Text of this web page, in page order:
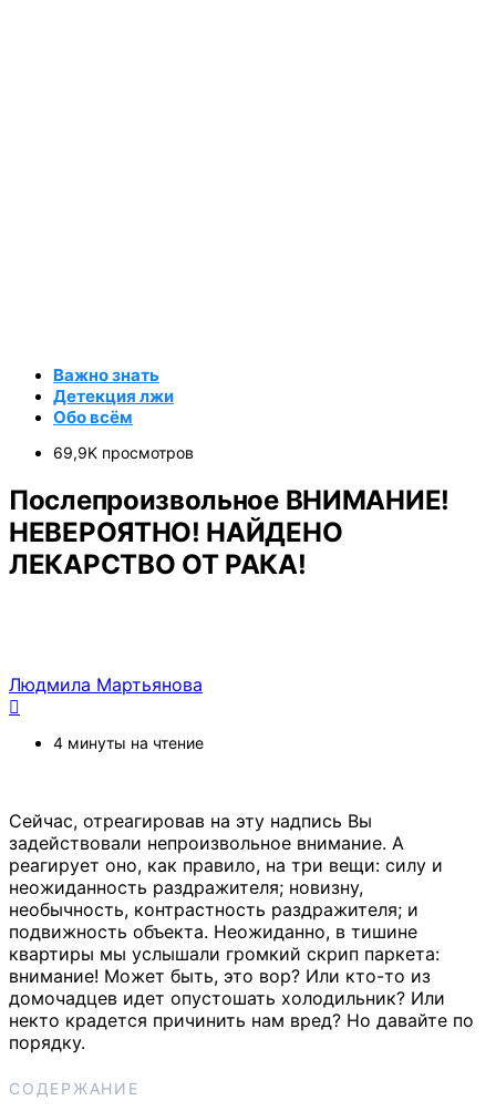
Важно знать
Детекция лжи
Обо всём
69,9K просмотров
Послепроизвольное ВНИМАНИЕ!
НЕВЕРОЯТНО! НАЙДЕНО
ЛЕКАРСТВО ОТ РАКА!
Людмила Мартьянова
4 минуты на чтение
Сейчас, отреагировав на эту надпись Вы
задействовали непроизвольное внимание. А
реагирует оно, как правило, на три вещи: силу и
неожиданность раздражителя; новизну,
необычность, контрастность раздражителя; и
подвижность объекта. Неожиданно, в тишине
квартиры мы услышали громкий скрип паркета:
внимание! Может быть, это вор? Или кто-то из
домочадцев идет опустошать холодильник? Или
некто крадется причинить нам вред? Но давайте по
порядку.
СОДЕРЖАНИЕ